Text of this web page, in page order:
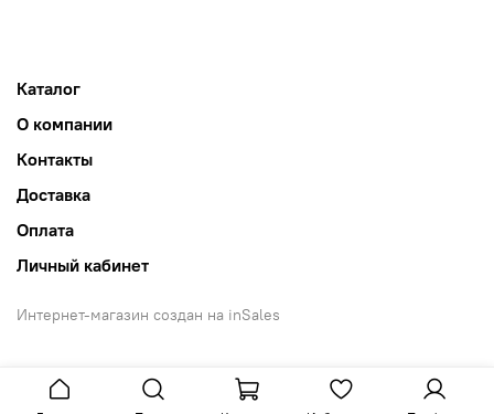
Каталог
О компании
Контакты
Доставка
Оплата
Личный кабинет
Интернет-магазин создан на inSales